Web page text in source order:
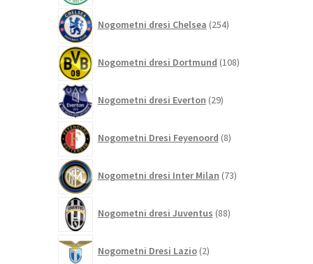
Nogometni dresi Chelsea 254izdelkov
Nogometni dresi Dortmund 108izdelkov
Nogometni dresi Everton 29izdelkov
Nogometni Dresi Feyenoord 8izdelkov
Nogometni dresi Inter Milan 73izdelkov
Nogometni dresi Juventus 88izdelkov
Nogometni Dresi Lazio 2izdelka